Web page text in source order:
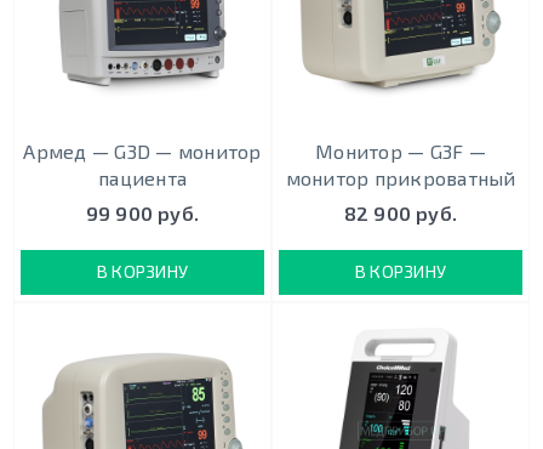
Армед — G3D — монитор
пациента
99 900 руб.
В КОРЗИНУ
Монитор — G3F —
монитор прикроватный
82 900 руб.
В КОРЗИНУ